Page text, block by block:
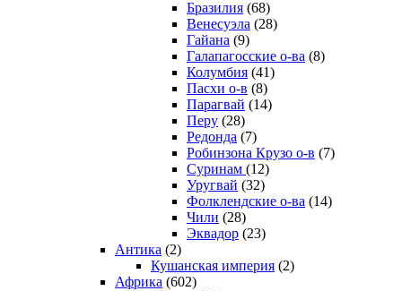
Бразилия (68)
Венесуэла (28)
Гайана (9)
Галапагосские о-ва (8)
Колумбия (41)
Пасхи о-в (8)
Парагвай (14)
Перу (28)
Редонда (7)
Робинзона Крузо о-в (7)
Суринам (12)
Уругвай (32)
Фолклендские о-ва (14)
Чили (28)
Эквадор (23)
Антика (2)
Кушанская империя (2)
Африка (602)